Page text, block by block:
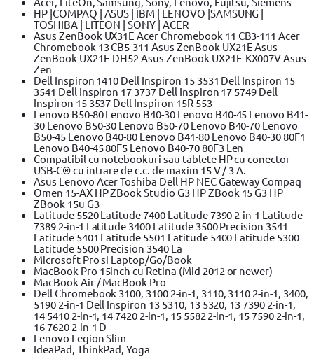
HP |COMPAQ | ASUS | IBM | LENOVO |SAMSUNG |
TOSHIBA | LITEON | SONY | ACER
Asus ZenBook UX31E Acer Chromebook 11 CB3-111 Acer
Chromebook 13 CB5-311 Asus ZenBook UX21E Asus
ZenBook UX21E-DH52 Asus ZenBook UX21E-KX007V Asus
Zen
Dell Inspiron 1410 Dell Inspiron 15 3531 Dell Inspiron 15
3541 Dell Inspiron 17 3737 Dell Inspiron 17 5749 Dell
Inspiron 15 3537 Dell Inspiron 15R 553
Lenovo B50-80 Lenovo B40-30 Lenovo B40-45 Lenovo B41-
30 Lenovo B50-30 Lenovo B50-70 Lenovo B40-70 Lenovo
B50-45 Lenovo B40-80 Lenovo B41-80 Lenovo B40-30 80F1
Lenovo B40-45 80F5 Lenovo B40-70 80F3 Len
Compatibil cu notebookuri sau tablete HP cu conector
USB-C® cu intrare de c.c. de maxim 15 V / 3 A.
Asus Lenovo Acer Toshiba Dell HP NEC Gateway Compaq
Omen 15-AX HP ZBook Studio G3 HP ZBook 15 G3 HP
ZBook 15u G3
Latitude 5520 Latitude 7400 Latitude 7390 2-in-1 Latitude
7389 2-in-1 Latitude 3400 Latitude 3500 Precision 3541
Latitude 5401 Latitude 5501 Latitude 5400 Latitude 5300
Latitude 5500 Precision 3540 La
Microsoft Pro si Laptop/Go/Book
MacBook Pro 15inch cu Retina (Mid 2012 or newer)
MacBook Air / MacBook Pro
Dell Chromebook 3100, 3100 2-in-1, 3110, 3110 2-in-1, 3400,
5190 2-in-1 Dell Inspiron 13 5310, 13 5320, 13 7390 2-in-1,
14 5410 2-in-1, 14 7420 2-in-1, 15 5582 2-in-1, 15 7590 2-in-1,
16 7620 2-in-1 D
Lenovo Legion Slim
IdeaPad, ThinkPad, Yoga